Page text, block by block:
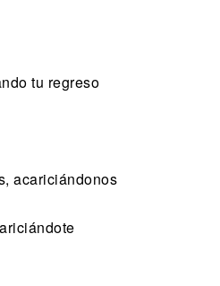
tu regreso
acariciándonos